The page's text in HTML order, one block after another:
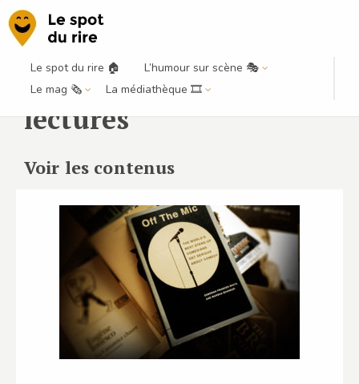
Le spot du rire 🏠
L’humour sur scène 🎭
Le mag 🗞️
La médiathèque 🎞️
lectures
Voir les contenus